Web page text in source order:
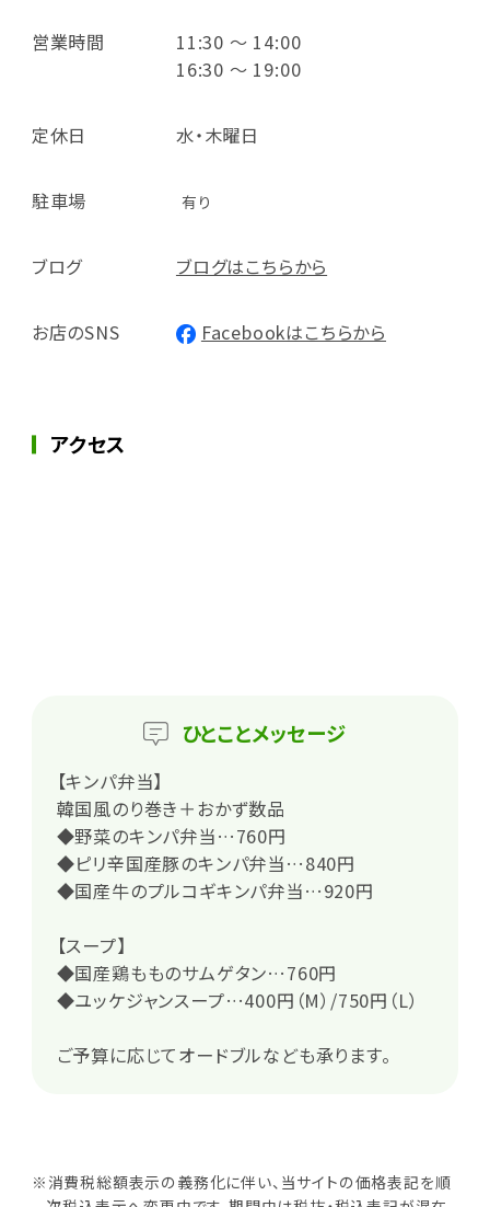
営業時間
11:30 ～ 14:00
16:30 ～ 19:00
定休日 水・木曜日
駐車場 有り
ブログ ブログはこちらから
お店のSNS Facebookはこちらから
アクセス
ひとことメッセージ
【キンパ弁当】
韓国風のり巻き＋おかず数品
◆野菜のキンパ弁当…760円
◆ピリ辛国産豚のキンパ弁当…840円
◆国産牛のプルコギキンパ弁当…920円
【スープ】
◆国産鶏もものサムゲタン…760円
◆ユッケジャンスープ…400円（M）/750円（L）
ご予算に応じてオードブルなども承ります。
※消費税総額表示の義務化に伴い、当サイトの価格表記を順